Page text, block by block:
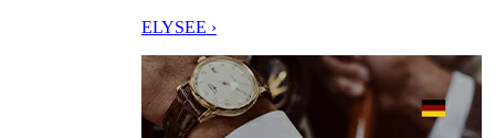
ELYSEE ›